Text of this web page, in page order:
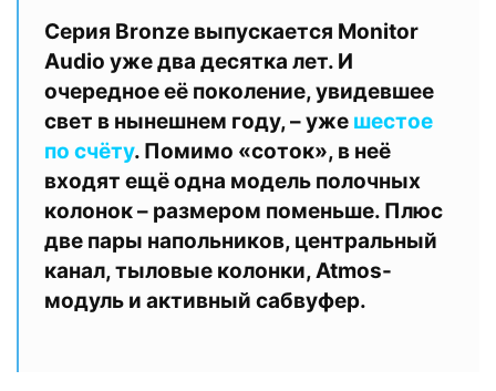
Серия Bronze выпускается Monitor
Audio уже два десятка лет. И
очередное её поколение, увидевшее
свет в нынешнем году, – уже шестое
по счёту. Помимо «соток», в неё
входят ещё одна модель полочных
колонок – размером поменьше. Плюс
две пары напольников, центральный
канал, тыловые колонки, Atmos-
модуль и активный сабвуфер.